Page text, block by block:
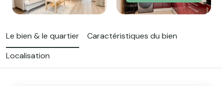
Le bien & le quartier
Caractéristiques du bien
Localisation